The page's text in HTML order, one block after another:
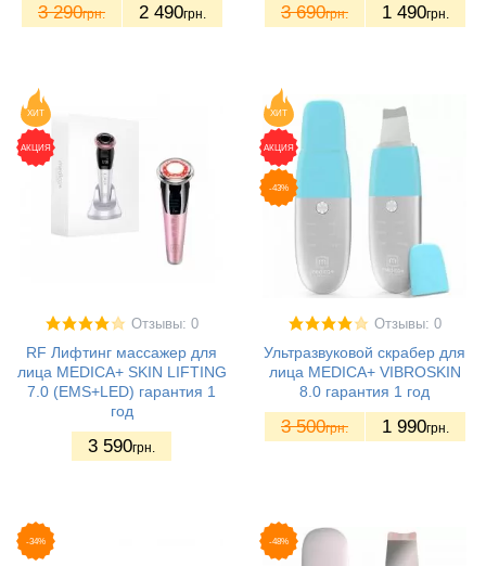
3 290грн. 2 490грн. 3 690грн. 1 490грн.
ХИТ
АКЦИЯ
Отзывы: 0
RF Лифтинг массажер для
лица MEDICA+ SKIN LIFTING
7.0 (EMS+LED) гарантия 1
год
3 590грн.
ХИТ
АКЦИЯ
-43%
Отзывы: 0
Ультразвуковой скрабер для
лица MEDICA+ VIBROSKIN
8.0 гарантия 1 год
3 500грн. 1 990грн.
-34% -48%